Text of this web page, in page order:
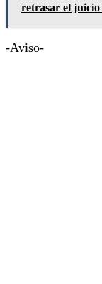
retrasar el
-Aviso-